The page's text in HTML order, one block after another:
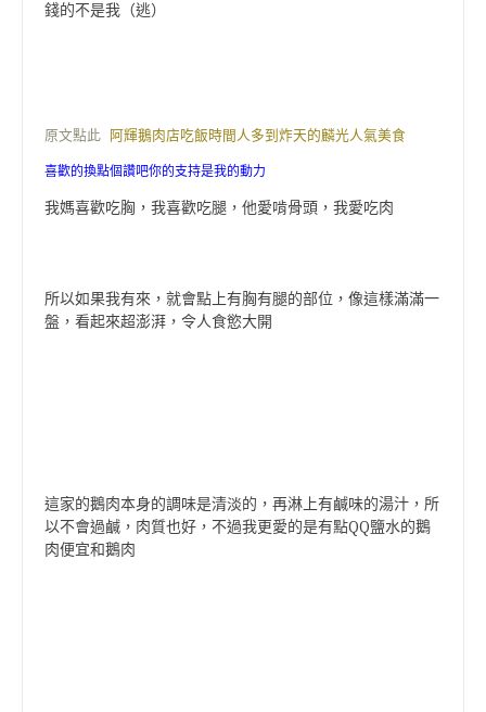
錢的不是我（逃）
原文點此 阿輝鵝肉店吃飯時間人多到炸天的麟光人氣美食
喜歡的換點個讚吧你的支持是我的動力
我媽喜歡吃胸，我喜歡吃腿，他愛啃骨頭，我愛吃肉
所以如果我有來，就會點上有胸有腿的部位，像這樣滿滿一
盤，看起來超澎湃，令人食慾大開
這家的鵝肉本身的調味是清淡的，再淋上有鹹味的湯汁，所
以不會過鹹，肉質也好，不過我更愛的是有點QQ鹽水的鵝
肉便宜和鵝肉